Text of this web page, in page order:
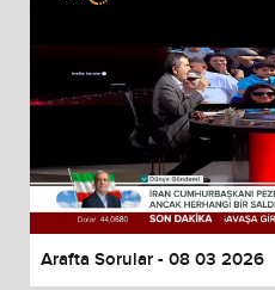
Arafta Sorular - 08 03 2026